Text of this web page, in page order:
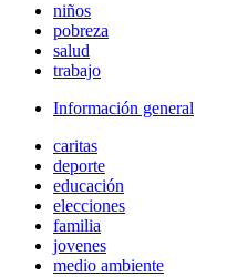
niños
pobreza
salud
trabajo
Información general
caritas
deporte
educación
elecciones
familia
jovenes
medio ambiente